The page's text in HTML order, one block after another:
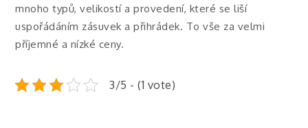
mnoho typů, velikostí a provedení, které se liší
uspořádáním zásuvek a přihrádek. To vše za velmi
příjemné a nízké ceny.
3/5 - (1 vote)